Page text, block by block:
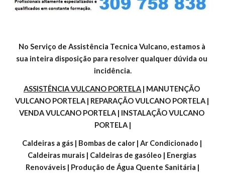
No Serviço de Assistência Tecnica Vulcano, estamos à
sua inteira disposição para resolver qualquer dúvida ou
incidência.
ASSISTÊNCIA VULCANO PORTELA | MANUTENÇÃO
VULCANO PORTELA | REPARAÇÃO VULCANO PORTELA |
VENDA VULCANO PORTELA | INSTALAÇÃO VULCANO
PORTELA |
Caldeiras a gás | Bombas de calor | Ar Condicionado |
Caldeiras murais | Caldeiras de gasóleo | Energias
Renováveis | Produção de Água Quente Sanitária |